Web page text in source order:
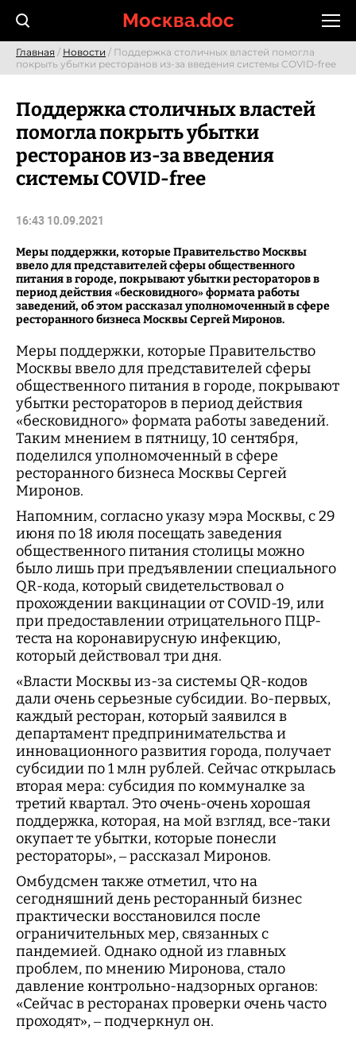
Москва.doc
Главная / Новости / Поддержка столичных властей помогла
покрыть убытки ресторанов из-за введения системы COVID-free
Поддержка столичных властей
помогла покрыть убытки
ресторанов из-за введения
системы COVID-free
16:43 10.09.2021
Меры поддержки, которые Правительство Москвы
ввело для представителей сферы общественного
питания в городе, покрывают убытки рестораторов в
период действия «бесковидного» формата работы
заведений, об этом рассказал уполномоченный в сфере
ресторанного бизнеса Москвы Сергей Миронов.
Меры поддержки, которые Правительство
Москвы ввело для представителей сферы
общественного питания в городе, покрывают
убытки рестораторов в период действия
«бесковидного» формата работы заведений.
Таким мнением в пятницу, 10 сентября,
поделился уполномоченный в сфере
ресторанного бизнеса Москвы Сергей
Миронов.
Напомним, согласно указу мэра Москвы, с 29
июня по 18 июля посещать заведения
общественного питания столицы можно
было лишь при предъявлении специального
QR-кода, который свидетельствовал о
прохождении вакцинации от COVID-19, или
при предоставлении отрицательного ПЦР-
теста на коронавирусную инфекцию,
который действовал три дня.
«Власти Москвы из-за системы QR-кодов
дали очень серьезные субсидии. Во-первых,
каждый ресторан, который заявился в
департамент предпринимательства и
инновационного развития города, получает
субсидии по 1 млн рублей. Сейчас открылась
вторая мера: субсидия по коммуналке за
третий квартал. Это очень-очень хорошая
поддержка, которая, на мой взгляд, все-таки
окупает те убытки, которые понесли
рестораторы», – рассказал Миронов.
Омбудсмен также отметил, что на
сегодняшний день ресторанный бизнес
практически восстановился после
ограничительных мер, связанных с
пандемией. Однако одной из главных
проблем, по мнению Миронова, стало
давление контрольно-надзорных органов:
«Сейчас в ресторанах проверки очень часто
проходят», – подчеркнул он.